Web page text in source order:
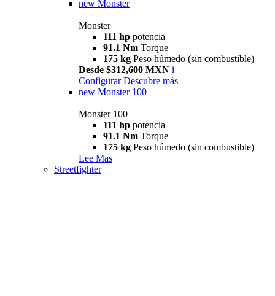
new Monster
Monster
111 hp potencia
91.1 Nm Torque
175 kg Peso húmedo (sin combustible)
Desde $312,600 MXN i
Configurar Descubre más
new Monster 100
Monster 100
111 hp potencia
91.1 Nm Torque
175 kg Peso húmedo (sin combustible)
Lee Mas
Streetfighter